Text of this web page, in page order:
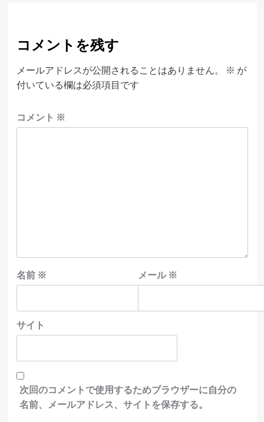
コメントを残す
メールアドレスが公開されることはありません。 ※ が
付いている欄は必須項目です
コメント ※
名前 ※ メール ※
サイト
次回のコメントで使用するためブラウザーに自分の
名前、メールアドレス、サイトを保存する。